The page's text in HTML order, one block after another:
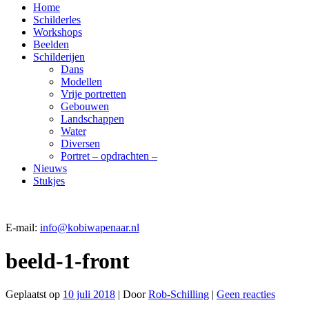
Home
Schilderles
Workshops
Beelden
Schilderijen
Dans
Modellen
Vrije portretten
Gebouwen
Landschappen
Water
Diversen
Portret – opdrachten –
Nieuws
Stukjes
E-mail: info@kobiwapenaar.nl
beeld-1-front
Geplaatst op 10 juli 2018 | DoorRob-Schilling Geen reacties